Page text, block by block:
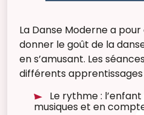
La Danse Moderne a
donner le goût de la
en s’amusant. Les
différents apprentissages
Le rythme :
musiques et en